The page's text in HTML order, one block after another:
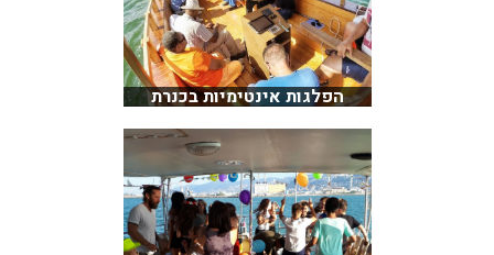
הפלגות אינטימיות בכנרת